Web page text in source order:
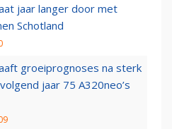
jaar langer door met
Schotland
groeiprognoses na sterk
jaar 75 A320neo’s